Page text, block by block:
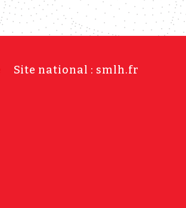
Site national : smlh.fr